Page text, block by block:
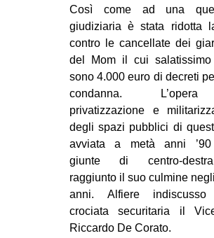
EVENTI
in
Fb
tw
bsky
ms
SEARCH
Così come ad una
giudiziaria è stata ridotta
contro le cancellate dei
del Mom il cui salatissimo
sono 4.000 euro di decreti
condanna.
privatizzazione e
degli spazi pubblici di
avviata a metà anni
giunte di centro-
raggiunto il suo culmine
anni. Alfiere indiscusso
crociata securitaria il
Riccardo De Corato.